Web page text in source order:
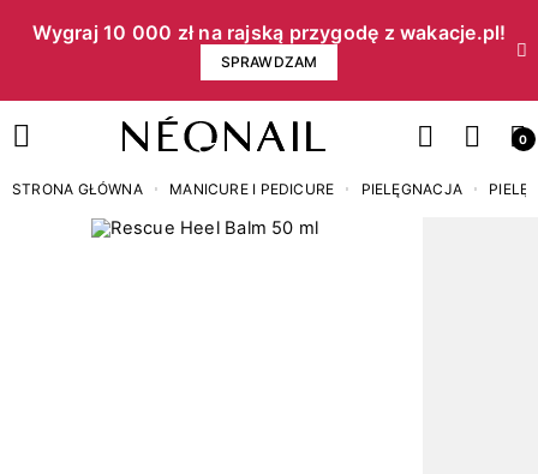
Wygraj 10 000 zł na rajską przygodę z wakacje.pl!​
SPRAWDZAM
0
STRONA GŁÓWNA MANICURE I PEDICURE PIELĘGNACJA